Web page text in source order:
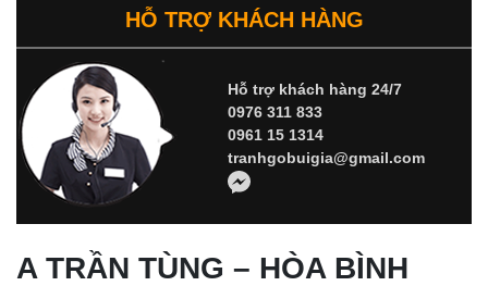
HỖ TRỢ KHÁCH HÀNG
Hỗ trợ khách hàng 24/7
0976 311 833
0961 15 1314
tranhgobuigia@gmail.com
A TRẦN TÙNG – HÒA BÌNH